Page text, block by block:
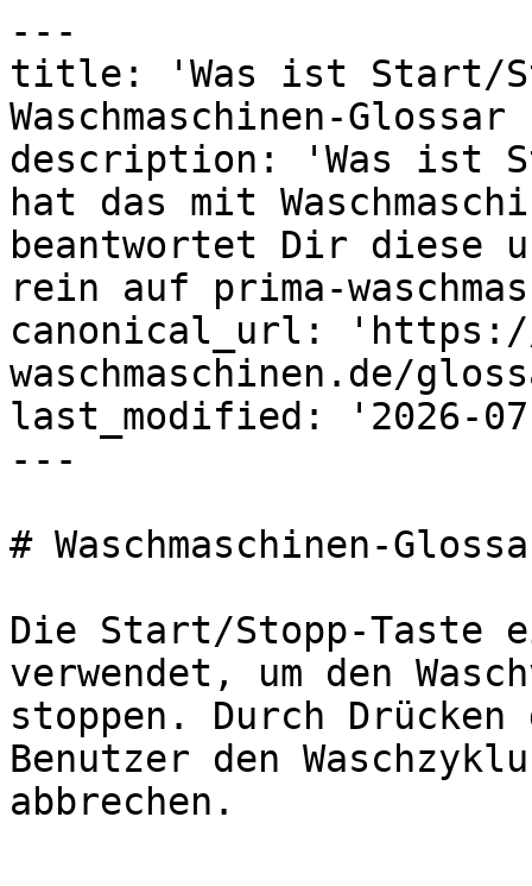
---
title: 'Was ist Start/
Waschmaschinen-
description: 'Was ist
hat das mit
beantwortet Dir diese
rein auf prima-
canonical_url: 'https://
waschmaschinen.de/
last_modified: '2026-
---
# Waschmaschinen-
Die Start/Stopp-Taste
verwendet, um den
stoppen. Durch
Benutzer den